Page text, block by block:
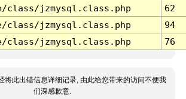
class/jzmysql.class.php
62
class/jzmysql.class.php
94
class/jzmysql.class.php 76
将此出错信息详细记录, 由此给您带来的访问不便我
们深感歉意.